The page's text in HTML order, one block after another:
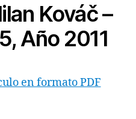
Kováč –
Año 2011
en formato PDF